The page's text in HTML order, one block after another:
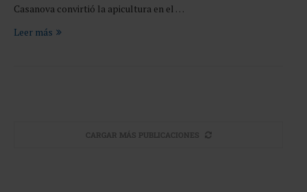
Casanova convirtió la apicultura en el …
Leer más
CARGAR MÁS PUBLICACIONES